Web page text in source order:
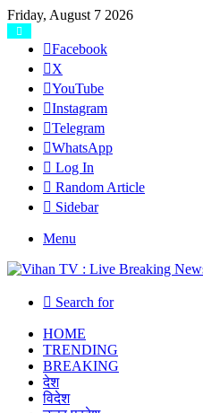
Friday, August 7 2026
Facebook
X
YouTube
Instagram
Telegram
WhatsApp
Log In
Random Article
Sidebar
Menu
Search for
HOME
TRENDING
BREAKING
देश
विदेश